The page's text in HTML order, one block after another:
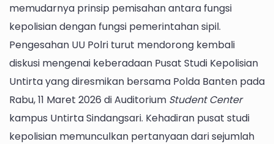
memudarnya prinsip pemisahan antara fungsi
kepolisian dengan fungsi pemerintahan sipil.
Pengesahan UU Polri turut mendorong kembali
diskusi mengenai keberadaan Pusat Studi Kepolisian
Untirta yang diresmikan bersama Polda Banten pada
Rabu, 11 Maret 2026 di Auditorium Student Center
kampus Untirta Sindangsari. Kehadiran pusat studi
kepolisian memunculkan pertanyaan dari sejumlah